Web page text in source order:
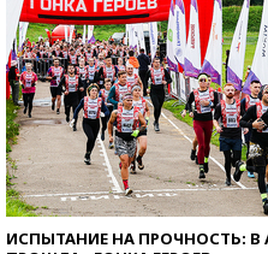
ИСПЫТАНИЕ НА ПРОЧНОСТЬ: В